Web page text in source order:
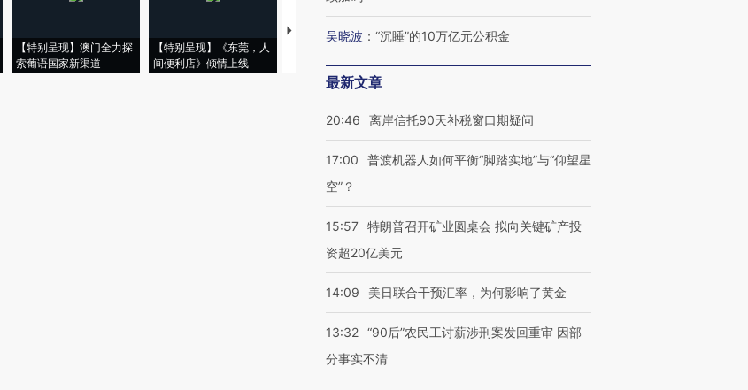
【特别呈现】澳门全力探
索葡语国家新渠道
【特别呈现】《东莞，人
间便利店》倾情上线
【推广】走进第四届链博
有意思的生活方式·第三对
住三大增长引擎是什么？
吴晓波 ： “沉睡”的10万亿元公积金
最新文章
20:46 离岸信托90天补税窗口期疑问
17:00
普渡机器人如何平衡“脚踏实地”与“仰望星
空”？
15:57 特朗普召开矿业圆桌会 拟向关键矿产投
资超20亿美元
14:09 美日联合干预汇率，为何影响了黄金
13:32 “90后”农民工讨薪涉刑案发回重审 因部
分事实不清